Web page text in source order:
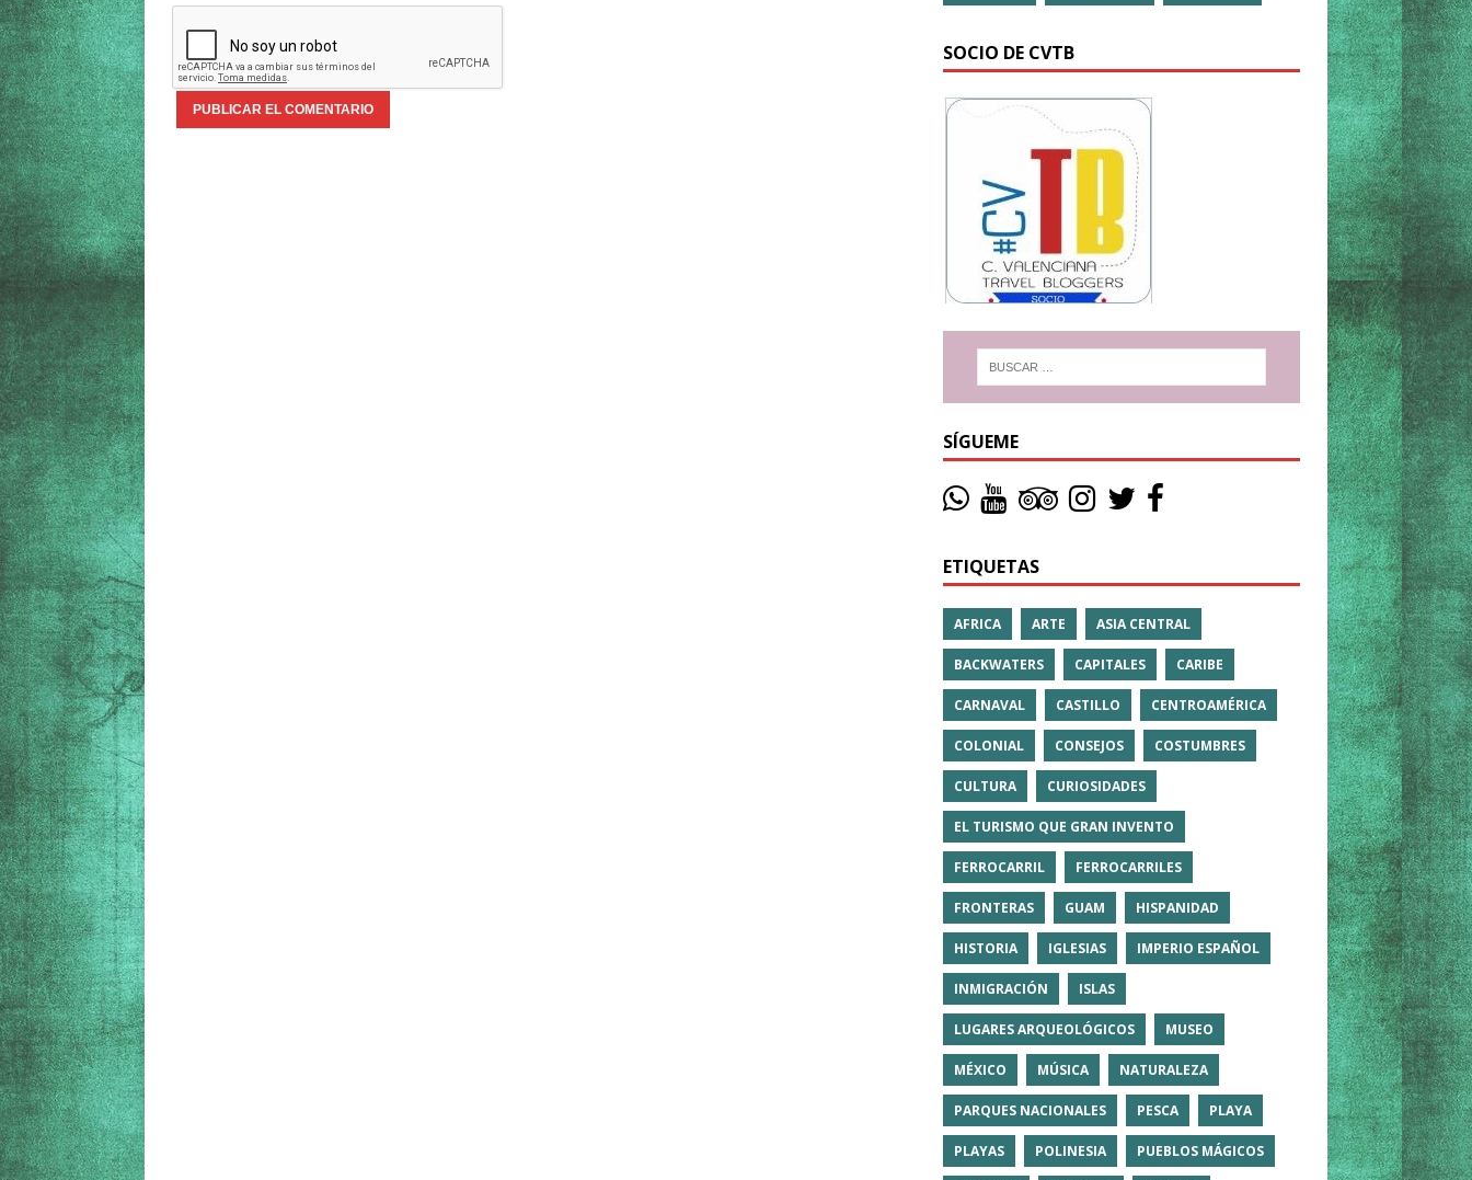
SOCIO DE CVTB
SÍGUEME
ETIQUETAS
AFRICA ARTE ASIA CENTRAL
BACKWATERS CAPITALES CARIBE
CARNAVAL CASTILLO CENTROAMÉRICA
COLONIAL CONSEJOS COSTUMBRES
CULTURA CURIOSIDADES
EL TURISMO QUE GRAN INVENTO
FERROCARRIL FERROCARRILES
FRONTERAS GUAM HISPANIDAD
HISTORIA IGLESIAS IMPERIO ESPAÑOL
INMIGRACIÓN ISLAS
LUGARES ARQUEOLÓGICOS MUSEO
MÉXICO MÚSICA NATURALEZA
PARQUES NACIONALES PESCA PLAYA
PLAYAS POLINESIA PUEBLOS MÁGICOS